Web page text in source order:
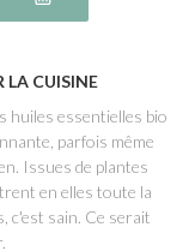
LA CUISINE
huiles essentielles bio
parfois même
Issues de plantes
en elles toute la
c'est sain. Ce serait